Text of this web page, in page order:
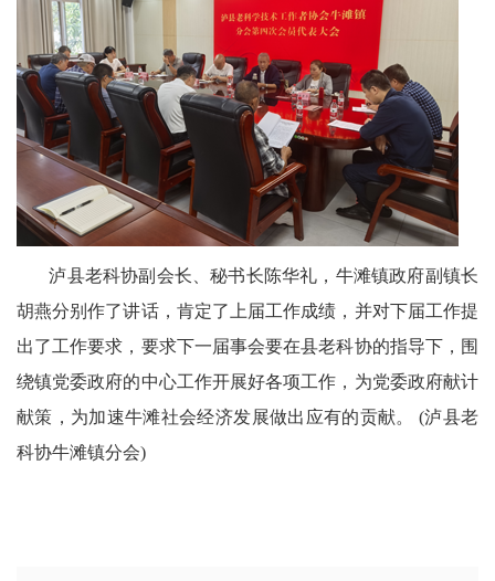
报
泸县老科协副会长、秘书长陈华礼，牛滩镇政府副镇长
胡燕分别作了讲话，肯定了上届工作成绩，并对下届工作提
出了工作要求，要求下一届事会要在县老科协的指导下，围
绕镇党委政府的中心工作开展好各项工作，为党委政府献计
献策，为加速牛滩社会经济发展做出应有的贡献。 (泸县老
科协牛滩镇分会)